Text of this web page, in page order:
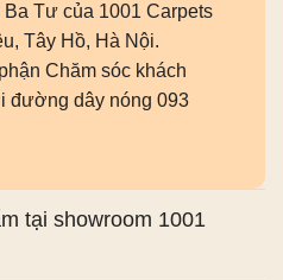
Tư của 1001 Carpets
Tây Hồ, Hà Nội.
Chăm sóc khách
đường dây nóng 093
tại showroom 1001